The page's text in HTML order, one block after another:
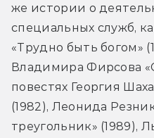
же истории о
специальных служб,
«Трудно быть богом»
Владимира Фирсова
повестях Георгия
(1982), Леонида
треугольник» (1989),